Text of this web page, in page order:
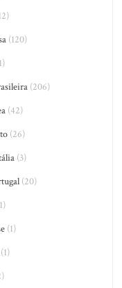
(120)
(206)
(42)
(26)
(3)
(20)
(1)